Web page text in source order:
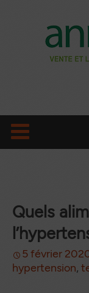
contenu
Quels
5 février
hypertension,